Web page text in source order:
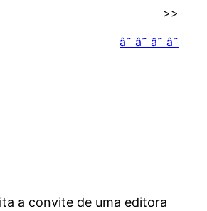
>>
â˜ â˜ â˜ â˜
a convite de uma editora